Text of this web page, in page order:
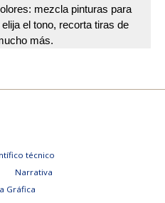
mezcla pinturas para
el tono, recorta tiras de
más.
técnico
Narrativa
Gráfica